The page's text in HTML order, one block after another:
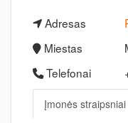
Adresas
Miestas
Telefonai
Įmonės straipsniai